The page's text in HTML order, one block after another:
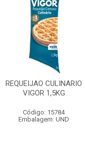
REQUEIJAO CULINARIO
VIGOR 1,5KG
Código: 15784
Embalagem: UND